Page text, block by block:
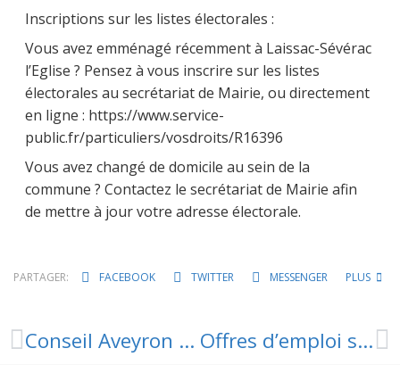
Inscriptions sur les listes électorales :
Vous avez emménagé récemment à Laissac-Sévérac
l’Eglise ? Pensez à vous inscrire sur les listes
électorales au secrétariat de Mairie, ou directement
en ligne : https://www.service-
public.fr/particuliers/vosdroits/R16396
Vous avez changé de domicile au sein de la
commune ? Contactez le secrétariat de Mairie afin
de mettre à jour votre adresse électorale.
PARTAGER: FACEBOOK TWITTER MESSENGER PLUS
Conseil Aveyron Jeunes Offres d’emploi sur le territoire des Causses à l’Aubrac